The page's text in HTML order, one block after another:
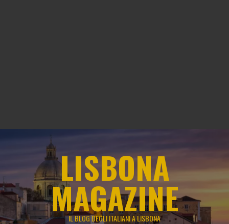
LISBONA
MAGAZINE
IL BLOG DEGLI ITALIANI A LISBONA